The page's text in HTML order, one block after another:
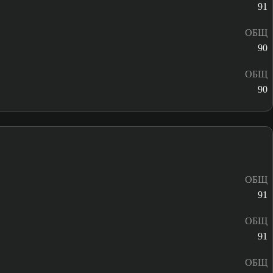
91
ОБЩ
90
ОБЩ
90
ОБЩ
91
ОБЩ
91
ОБЩ